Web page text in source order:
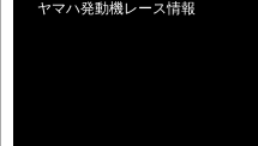
ヤマハ発動機レース情報